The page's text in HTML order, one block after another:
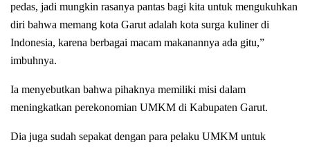
pedas, jadi mungkin rasanya pantas bagi kita untuk mengukuhkan
diri bahwa memang kota Garut adalah kota surga kuliner di
Indonesia, karena berbagai macam makanannya ada gitu,”
imbuhnya.
Ia menyebutkan bahwa pihaknya memiliki misi dalam
meningkatkan perekonomian UMKM di Kabupaten Garut.
Dia juga sudah sepakat dengan para pelaku UMKM untuk